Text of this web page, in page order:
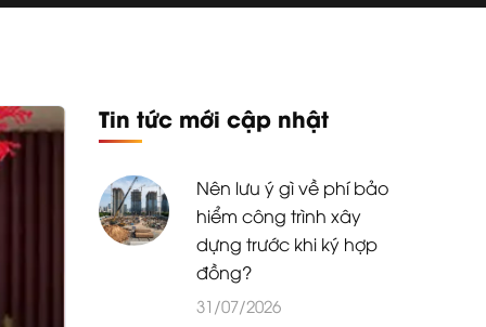
Tin tức mới cập nhật
Nên lưu ý gì về phí bảo
hiểm công trình xây
dựng trước khi ký hợp
đồng?
31/07/2026